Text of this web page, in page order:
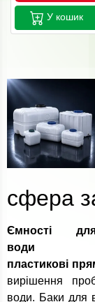
У кошик
сфера
Ємності
води
пластикові
вирішення
води. Баки для